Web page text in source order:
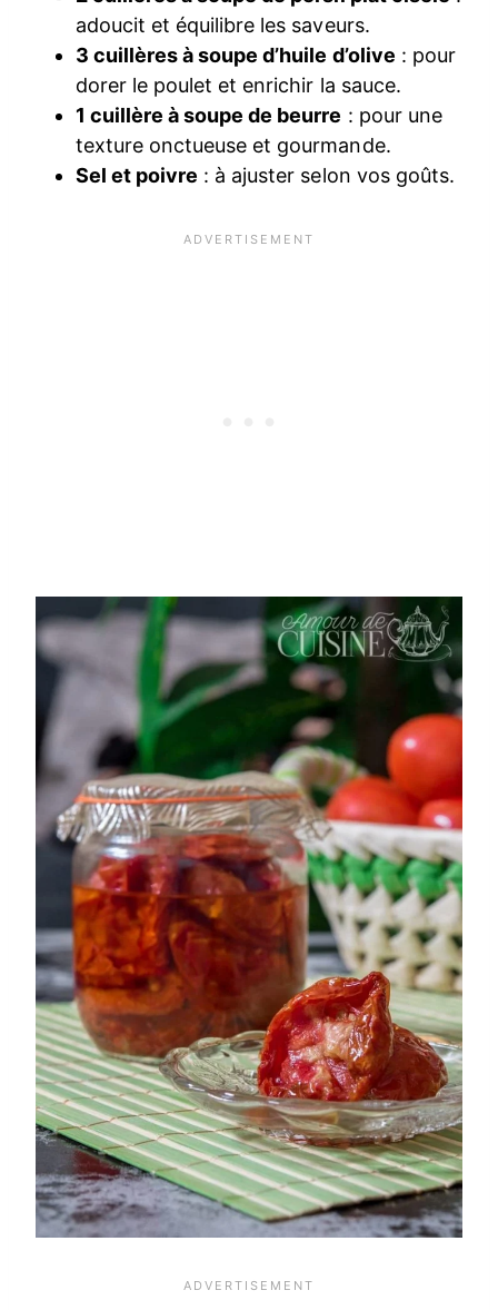
adoucit et équilibre les saveurs.
3 cuillères à soupe d’huile d’olive : pour
dorer le poulet et enrichir la sauce.
1 cuillère à soupe de beurre : pour une
texture onctueuse et gourmande.
Sel et poivre : à ajuster selon vos goûts.